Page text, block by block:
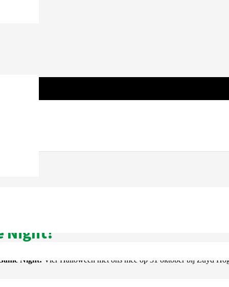
Night!
Night! Vier Halloween met ons mee op 31 oktober bij Zuyd